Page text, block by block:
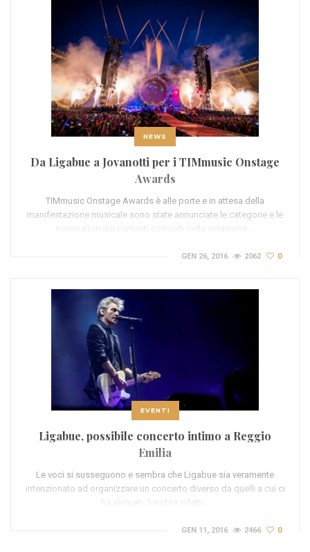
NEWS
Da Ligabue a Jovanotti per i TIMmusic Onstage
Awards
TIMmusic Onstage Awards è alle porte e in attesa della
manifestazione musicale sono state annunciate le categorie e le
nomination dei cantanti coinvolti nella votazione,…
GEN 26, 2016 2062 0
EVENTI
Ligabue, possibile concerto intimo a Reggio
Emilia
Le voci si susseguono e sembra che Ligabue sia veramente
intenzionato ad organizzare un concerto diverso da quelli a cui ci
ha abituati. Sembra infatti…
GEN 11, 2016 2466 0